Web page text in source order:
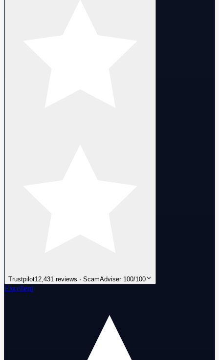
Trustpilot12,431 reviews · ScamAdviser 100/100
Excellent